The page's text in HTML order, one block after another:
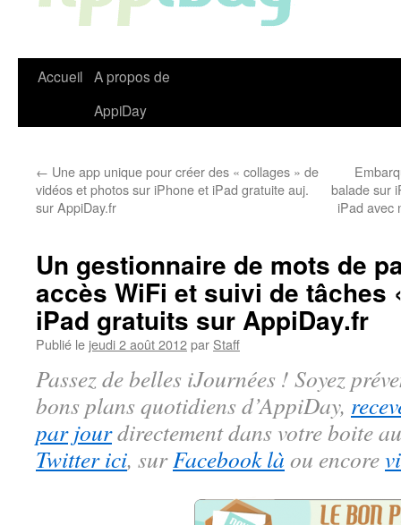
Accueil A propos de
AppiDay
← Une app unique pour créer des « collages » de
vidéos et photos sur iPhone et iPad gratuite auj.
sur AppiDay.fr
balade sur
iPad avec
Un gestionnaire de mots de
accès WiFi et suivi de tâches
iPad gratuits sur AppiDay.fr
Publié le jeudi 2 août 2012par Staff
Passez de belles iJournées ! Soyez
bons plans quotidiens d’AppiDay,
par jourdirectement dans votre boite
Twitter ici, surFacebook là ou encore